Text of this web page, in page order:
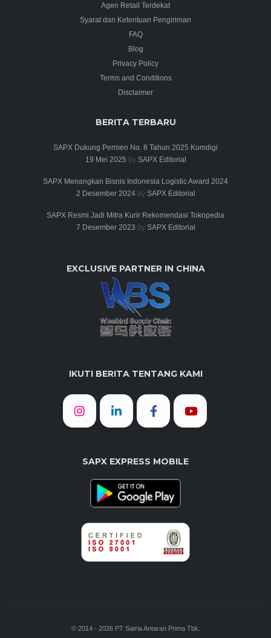
Agen Retail Terdekat
Syarat dan Ketentuan Pengiriman
FAQ
Blog
Privacy Policy
Terms and Conditions
Disclaimer
BERITA TERBARU
SAPX Dukung Permen No. 8 Tahun 2025 Komdigi
19 Mei 2025 by SAPX Editorial
SAPX Menangkan Bisnis Indonesia Logistic Award 2024
2 Desember 2024by SAPX Editorial
SAPX Resmi Jadi Mitra Kurir Rekomendasi Tokopedia
7 Desember 2023 by SAPX Editorial
EXCLUSIVE PARTNER IN CHINA
IKUTI BERITA TENTANG KAMI
SAPX EXPRESS MOBILE
© 2014 - 2026 PT Satria Antaran Prima Tbk.